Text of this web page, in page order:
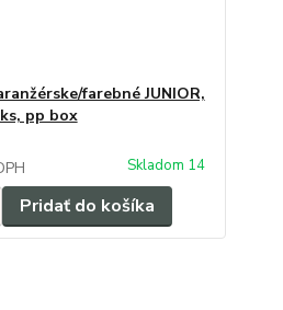
farebné JUNIOR,
pp box
Skladom 14
Pridať do košíka